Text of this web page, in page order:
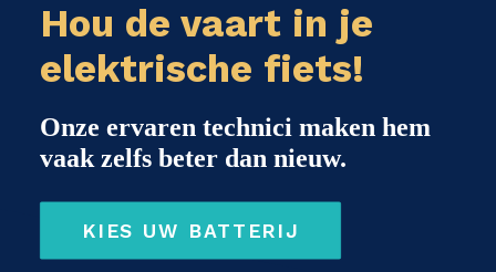
Hou de vaart in je
elektrische fiets!
Onze ervaren technici maken hem
vaak zelfs beter dan nieuw.
KIES UW BATTERIJ